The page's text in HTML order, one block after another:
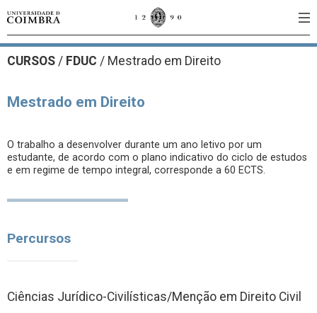
CURSOS / FDUC / Mestrado em Direito
Mestrado em Direito
O trabalho a desenvolver durante um ano letivo por um
estudante, de acordo com o plano indicativo do ciclo de estudos
e em regime de tempo integral, corresponde a 60 ECTS.
Percursos
Ciências Jurídico-Civilísticas/Menção em Direito Civil